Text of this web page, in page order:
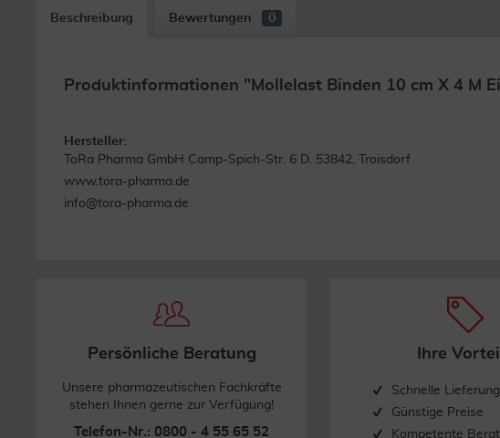
Beschreibung Bewertungen 0
Produktinformationen "Mollelast Binden 10 cm X 4 M
Hersteller:
ToRa Pharma GmbH Camp-Spich-Str. 6 D. 53842, Troisdorf
www.tora-pharma.de
info@tora-pharma.de
Persönliche Beratung
Unsere pharmazeutischen Fachkräfte
stehen Ihnen gerne zur Verfügung!
Telefon-Nr.: 0800 - 4 55 65 52
Ihre
Schnelle
Günstige Preise
Kompetente